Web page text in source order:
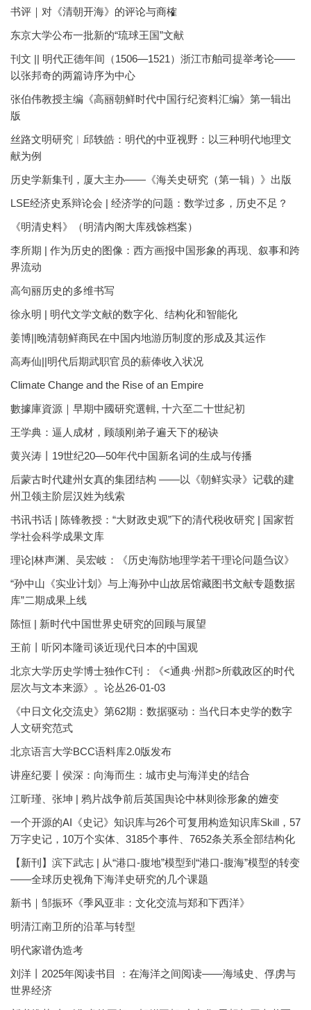
书评｜对《清朝开海》的评论与商榷
东京大学公布一批新的“琉球王国”文献
刊文 || 明代正德年间（1506—1521）浙江市舶司提举考论——
以张邦奇的两篇诗序为中心
张伯伟教授主编《高丽朝鲜时代中国行纪资料汇编》第一辑出
版
丝路文明研究︱邱轶皓：明代的中亚视野：以三种明代地理文
献为例
历史学新集刊，厦大主办——《海关史研究（第一辑）》出版
LSE经济史系辩论会 | 经济学的问题：数学过多，历史不足？
《明清史料》（明清内阁大库残馀档案）
李所期 | 作为历史的图像：西方画报中国形象的再现、叙事和跨
界流动
高句丽历史的多维书写
徐永明 | 明代文学文献的数字化、结构化和智能化
姜博||晚清朝鲜商民在中国内地游历制度的形成及其运作
高寿仙||明代后期武职官员的薪俸收入状况
Climate Change and the Rise of an Empire
數據庫資源｜早期中國研究選輯, 十六至二十世紀初
王学典：逼人成材，顾颉刚弟子遍天下的秘诀
黄兴涛丨19世纪20—50年代中国新名词的生成与传播
后蒙古时代建州女真的集团结构 ——以《朝鲜实录》记载的建
州卫领主阶层汉姓为线索
书讯书话 | 陈锋教授：“大财政史观”下的清代税收研究 | 国家哲
学社会科学成果文库
理论|林声渊、吴宏岐：《历史海防地理学若干理论问题刍议》
“孙中山《实业计划》与上海孙中山故居馆藏图书文献专题数据
库”二期成果上线
陈恒 | 新时代中国世界史研究的回顾与展望
王前丨听冈本隆司谈近现代日本的中国观
北京大学历史学博士独作C刊：《<通典·州郡>所载政区的时代
层次与文本来源》。论丛26-01-03
《中日文化交流史》第62期：数据驱动：当代日本史学的数字
人文研究范式
北京语言大学BCC语料库2.0版发布
讲座纪要丨侯深：向海而生：城市史与海洋史的结合
江昕瑾、张坤 | 鸦片战争前后英国舆论中林则徐形象的嬗变
一个开源的AI《史记》知识库与26个可复用构造知识库Skill，57
万字史记，10万个实体、3185个事件、7652条关系全部结构化
【新刊】滨下武志 | 从“港口-腹地”模型到“港口-腹海”模型的转变
——全球历史视角下海洋史研究的几个课题
新书｜邹振环《季风亚非：文化交流与郑和下西洋》
明清江南卫所的沿革与转型
明代家谱伪造考
刘洋丨2025年阅读书目 ：在海洋之间阅读——海域史、俘虏与
世界经济